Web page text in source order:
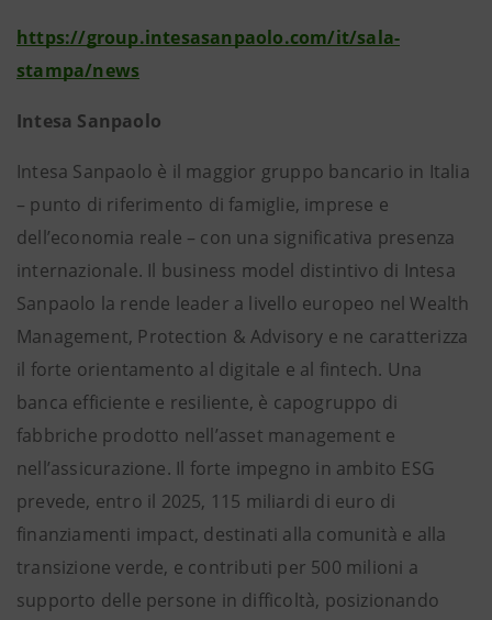
https://group.intesasanpaolo.com/it/sala-
stampa/news
Intesa Sanpaolo
Intesa Sanpaolo è il maggior gruppo bancario in Italia
– punto di riferimento di famiglie, imprese e
dell’economia reale – con una significativa presenza
internazionale. Il business model distintivo di Intesa
Sanpaolo la rende leader a livello europeo nel Wealth
Management, Protection & Advisory e ne caratterizza
il forte orientamento al digitale e al fintech. Una
banca efficiente e resiliente, è capogruppo di
fabbriche prodotto nell’asset management e
nell’assicurazione. Il forte impegno in ambito ESG
prevede, entro il 2025, 115 miliardi di euro di
finanziamenti impact, destinati alla comunità e alla
transizione verde, e contributi per 500 milioni a
supporto delle persone in difficoltà, posizionando